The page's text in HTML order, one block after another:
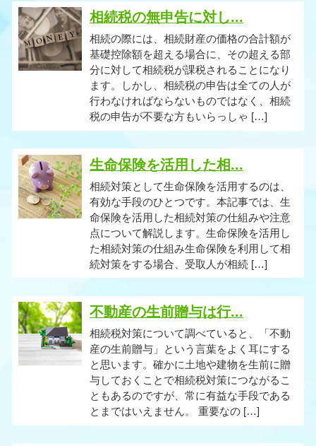
相続税の無申告に対し...
相続の際には、相続財産の価格の合計額が
基礎控除額を超える場合に、その超える部
分に対して相続税が課税されることになり
ます。しかし、相続税の申告は全ての人が
行わなければならないものではなく、相続
税の申告が不要な方もいらっしゃ […]
生命保険を活用した相...
相続対策として生命保険を活用するのは、
有効な手段のひとつです。本記事では、生
命保険を活用した相続対策の仕組みや注意
点について解説します。生命保険を活用し
た相続対策の仕組み生命保険を利用して相
続対策をする場合、受取人が相続 […]
不動産の生前贈与は行...
相続税対策について調べていると、「不動
産の生前贈与」という言葉をよく耳にする
と思います。確かに土地や建物を生前に贈
与しておくことで相続税対策につながるこ
ともあるのですが、常に有益な手段である
とまではいえません。 重要なの […]